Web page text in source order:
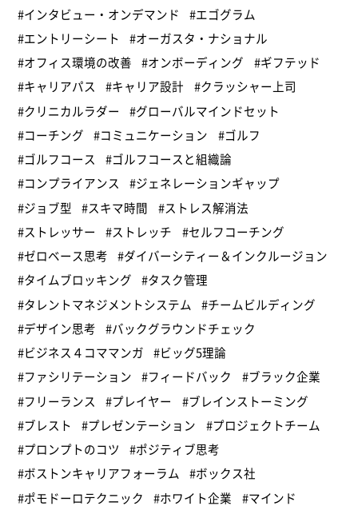
#インタビュー・オンデマンド
#エゴグラム
#エントリーシート
#オーガスタ・ナショナル
#オフィス環境の改善
#オンボーディング
#ギフテッド
#キャリアパス
#キャリア設計
#クラッシャー上司
#クリニカルラダー
#グローバルマインドセット
#コーチング
#コミュニケーション
#ゴルフ
#ゴルフコース
#ゴルフコースと組織論
#コンプライアンス
#ジェネレーションギャップ
#ジョブ型
#スキマ時間
#ストレス解消法
#ストレッサー
#ストレッチ
#セルフコーチング
#ゼロベース思考
#ダイバーシティー＆インクルージョン
#タイムブロッキング
#タスク管理
#タレントマネジメントシステム
#チームビルディング
#デザイン思考
#バックグラウンドチェック
#ビジネス４コママンガ
#ビッグ5理論
#ファシリテーション
#フィードバック
#ブラック企業
#フリーランス
#プレイヤー
#ブレインストーミング
#ブレスト
#プレゼンテーション
#プロジェクトチーム
#プロンプトのコツ
#ポジティブ思考
#ボストンキャリアフォーラム
#ボックス社
#ポモドーロテクニック
#ホワイト企業
#マインド